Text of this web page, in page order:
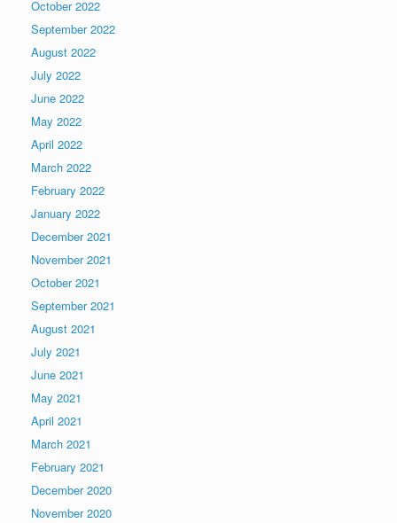
October 2022
September 2022
August 2022
July 2022
June 2022
May 2022
April 2022
March 2022
February 2022
January 2022
December 2021
November 2021
October 2021
September 2021
August 2021
July 2021
June 2021
May 2021
April 2021
March 2021
February 2021
December 2020
November 2020